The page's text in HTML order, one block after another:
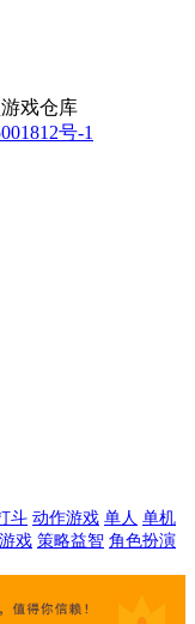
游戏仓库
号-1
斗 动作游戏 单人 单机
戏 策略益智 角色扮演